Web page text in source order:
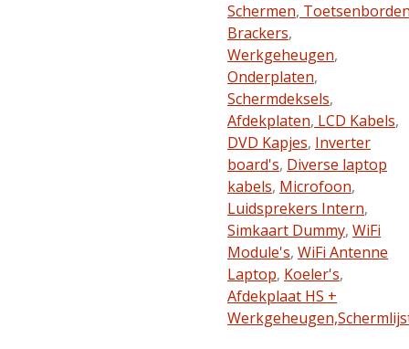
Schermen,
Brackers,
Werkgeheugen,
Onderplaten,
Schermdeksels,
Afdekplaten, LCD Kabels,
DVD Kapjes, Inverter
board's, Diverse laptop
kabels, Microfoon,
Luidsprekers Intern,
Simkaart Dummy, WiFi
Module's, WiFi Antenne
Laptop, Koeler's,
Afdekplaat HS +
Werkgeheugen,